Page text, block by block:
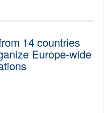
14 countries
Europe-wide